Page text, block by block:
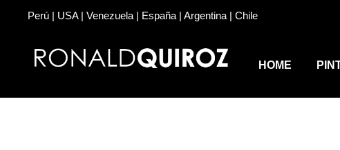
Perú | USA | Venezuela | España | Argentina | Chile
HOME